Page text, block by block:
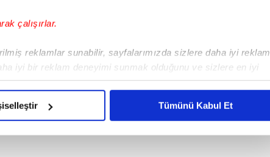
çalışırlar.
reklamlar sunabilir, sayfalarımızda sizlere daha iyi reklam
iyi bir reklam deneyimi sunmak olduğunu ve sizlere en iyi
ve bu noktada, reklamların maliyetlerimizi karşılamak
Tümünü Kabul Et